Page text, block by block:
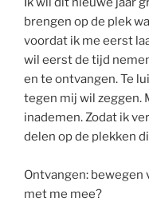
brengen op de plek
voordat ik me eerst
wil eerst de tijd
en te ontvangen. Te
tegen mij wil zeggen.
inademen. Zodat ik
delen op de plekken
Ontvangen: bewegen
met me mee?